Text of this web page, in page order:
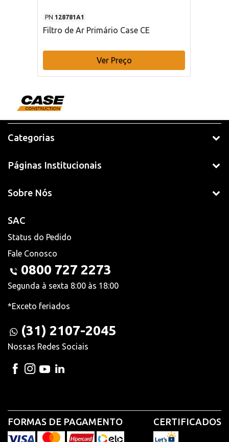
PN 128781A1
Filtro de Ar Primário Case CE
Ver Preço
Categorias
Páginas Institucionais
Sobre Nós
SAC
Status do Pedido
Fale Conosco
0800 727 2273
Segunda à sexta 8:00 às 18:00
*Exceto feriados
(31) 2107-2045
Nossas Redes Sociais
FORMAS DE PAGAMENTO CERTIFICADOS